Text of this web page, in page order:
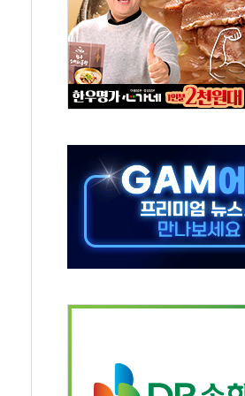
'비욘드 디 어비스' 수상작 발표
' 참가…리모델링 상담 제공
상, 종가가 넘은 건 국경 아닌 '식문화 장벽'
…구리 가격 상승 전망 부각
스'는 사고 급등주는 팔았다